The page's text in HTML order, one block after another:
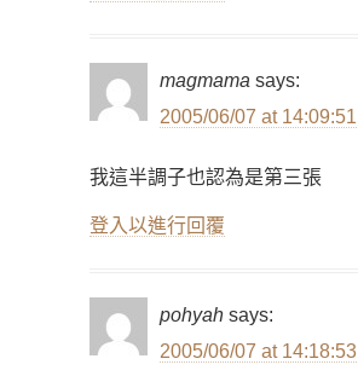
magmama says:
2005/06/07 at 14:09:51
我這半調子也認為是第三張
登入以進行回覆
pohyah says:
2005/06/07 at 14:18:53